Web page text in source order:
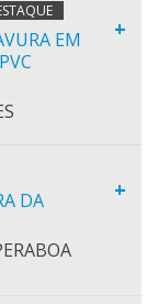
+
EM
+
DA